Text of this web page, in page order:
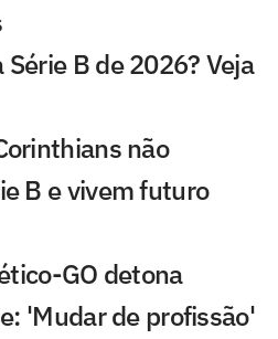
B de 2026? Veja
não
B e vivem futuro
GO detona
'Mudar de profissão'